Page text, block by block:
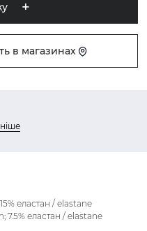
в магазинах
еластан / elastane
7.5% еластан / elastane